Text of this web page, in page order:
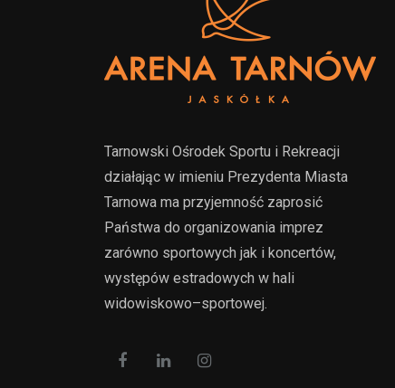
Tarnowski Ośrodek Sportu i Rekreacji
działając w imieniu Prezydenta Miasta
Tarnowa ma przyjemność zaprosić
Państwa do organizowania imprez
zarówno sportowych jak i koncertów,
występów estradowych w hali
widowiskowo–sportowej.